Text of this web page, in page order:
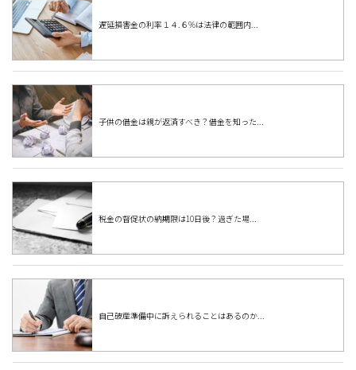
遅延損害金の利率１４.６%は法律の範囲内...
子供の借金は親が返済すべき？借金を知った...
税金の督促状の納期限は10日後？過ぎた場...
自己破産準備中に訴えられることはあるのか...